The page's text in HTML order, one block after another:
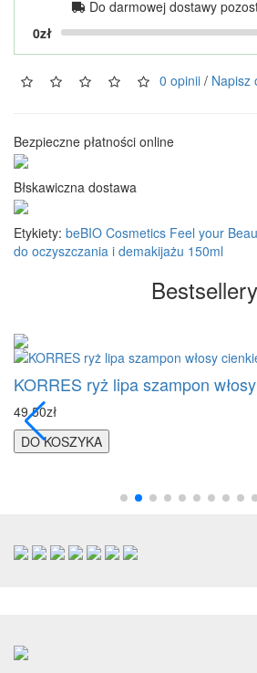
Do darmowej dostawy
0zł
0 opinii / Napisz
Bezpieczne płatności online
Błskawiczna dostawa
Etykiety: beBIO Cosmetics Feel your
do oczyszczania i demakijażu 150ml
Bestsellery
KORRES ryż lipa szampon
49.50zł
DO KOSZYKA